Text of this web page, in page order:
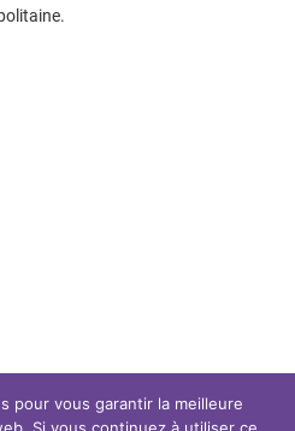
pour vous garantir la meilleure